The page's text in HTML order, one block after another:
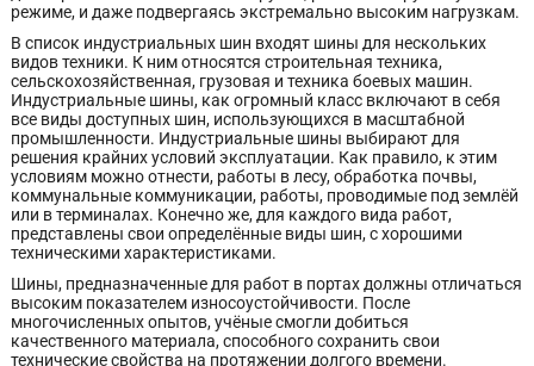
режиме, и даже подвергаясь экстремально высоким нагрузкам.
В список индустриальных шин входят шины для нескольких
видов техники. К ним относятся строительная техника,
сельскохозяйственная, грузовая и техника боевых машин.
Индустриальные шины, как огромный класс включают в себя
все виды доступных шин, использующихся в масштабной
промышленности. Индустриальные шины выбирают для
решения крайних условий эксплуатации. Как правило, к этим
условиям можно отнести, работы в лесу, обработка почвы,
коммунальные коммуникации, работы, проводимые под землёй
или в терминалах. Конечно же, для каждого вида работ,
представлены свои определённые виды шин, с хорошими
техническими характеристиками.
Шины, предназначенные для работ в портах должны отличаться
высоким показателем износоустойчивости. После
многочисленных опытов, учёные смогли добиться
качественного материала, способного сохранить свои
технические свойства на протяжении долгого времени.